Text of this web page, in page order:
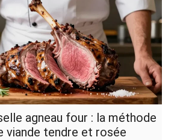
agneau four : la méthode
viande tendre et rosée